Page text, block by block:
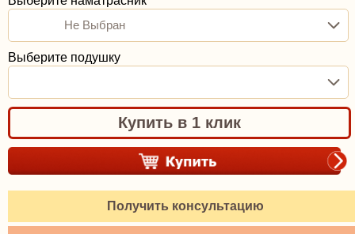
Не Выбран
Выберите подушку
Купить в 1 клик
Получить консультацию